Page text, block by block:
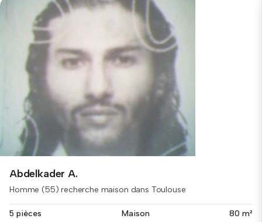
Abdelkader A.
Homme (55) recherche maison dans Toulouse
5 pièces Maison 80 m²